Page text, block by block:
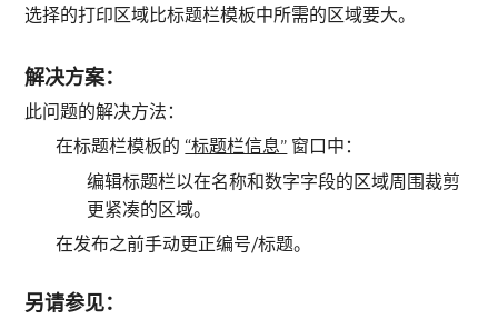
选择的打印区域比标题栏模板中所需的区域要大。
解决方案：
此问题的解决方法：
在标题栏模板的 “标题栏信息” 窗口中：
编辑标题栏以在名称和数字字段的区域周围裁剪
更紧凑的区域。
在发布之前手动更正编号/标题。
另请参见：